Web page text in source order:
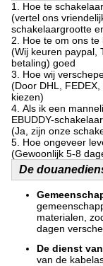
1. Hoe te
(vertel ons
schakelaargrootte
2. Hoe te om ons te
(Wij keuren paypal,
betaling) goed
3. Hoe wij
(Door DHL,
kiezen)
4. Als ik een
EBUDDY-
(Ja, zijn onze
5. Hoe ongeveer
(Gewoonlijk 5-8
De
materialen,
dagen
De dienst
van de